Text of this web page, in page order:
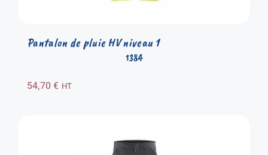
1384
Pantalon de pluie HV niveau 1
54,70€ HT